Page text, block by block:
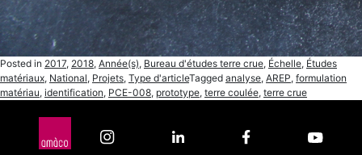
Posted in 2017, 2018, Année(s), Bureau d'études terre crue, Échelle, Études
matériaux, National, Projets, Type d'articleTagged analyse, AREP, formulation
matériau, identification, PCE-008, prototype, terre coulée, terre crue